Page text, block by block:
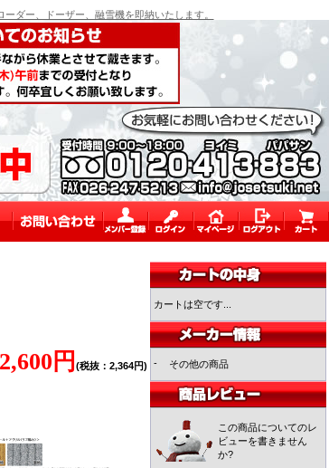
ダー、ドーザー、融雪機を即納いたします。
2,600円 (税抜：2,364円)
カートは空です...
- その他の商品
この商品についてのレ
ビューを書きません
か?